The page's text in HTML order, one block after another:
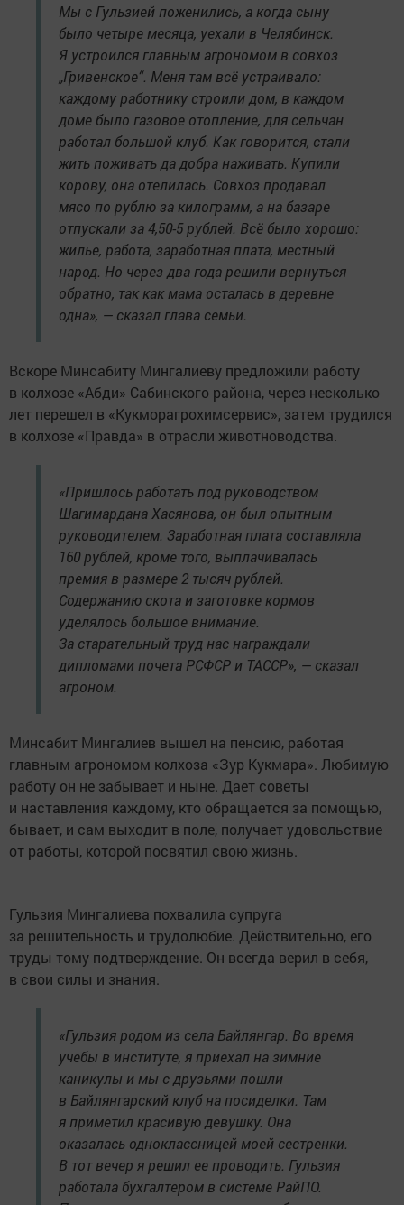
Мы с Гульзией поженились, а когда сыну
было четыре месяца, уехали в Челябинск.
Я устроился главным агрономом в совхоз
„Гривенское“. Меня там всё устраивало:
каждому работнику строили дом, в каждом
доме было газовое отопление, для сельчан
работал большой клуб. Как говорится, стали
жить поживать да добра наживать. Купили
корову, она отелилась. Совхоз продавал
мясо по рублю за килограмм, а на базаре
отпускали за 4,50-5 рублей. Всё было хорошо:
жилье, работа, заработная плата, местный
народ. Но через два года решили вернуться
обратно, так как мама осталась в деревне
одна», — сказал глава семьи.
Вскоре Минсабиту Мингалиеву предложили работу
в колхозе «Абди» Сабинского района, через несколько
лет перешел в «Кукморагрохимсервис», затем трудился
в колхозе «Правда» в отрасли животноводства.
«Пришлось работать под руководством
Шагимардана Хасянова, он был опытным
руководителем. Заработная плата составляла
160 рублей, кроме того, выплачивалась
премия в размере 2 тысяч рублей.
Содержанию скота и заготовке кормов
уделялось большое внимание.
За старательный труд нас награждали
дипломами почета РСФСР и ТАССР», — сказал
агроном.
Минсабит Мингалиев вышел на пенсию, работая
главным агрономом колхоза «Зур Кукмара». Любимую
работу он не забывает и ныне. Дает советы
и наставления каждому, кто обращается за помощью,
бывает, и сам выходит в поле, получает удовольствие
от работы, которой посвятил свою жизнь.
Гульзия Мингалиева похвалила супруга
за решительность и трудолюбие. Действительно, его
труды тому подтверждение. Он всегда верил в себя,
в свои силы и знания.
«Гульзия родом из села Байлянгар. Во время
учебы в институте, я приехал на зимние
каникулы и мы с друзьями пошли
в Байлянгарский клуб на посиделки. Там
я приметил красивую девушку. Она
оказалась одноклассницей моей сестренки.
В тот вечер я решил ее проводить. Гульзия
работала бухгалтером в системе РайПО.